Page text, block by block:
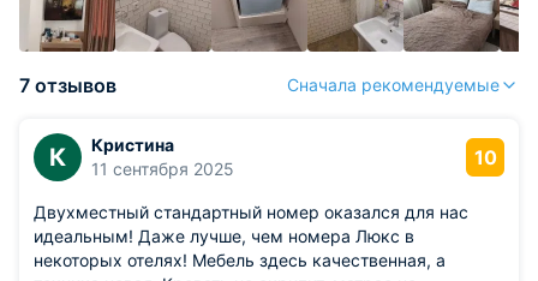
7 отзывов Сначала рекомендуемые
К
Кристина
11 сентября 2025
10
Двухместный стандартный номер оказался для нас
идеальным! Даже лучше, чем номера Люкс в
некоторых отелях! Мебель здесь качественная, а